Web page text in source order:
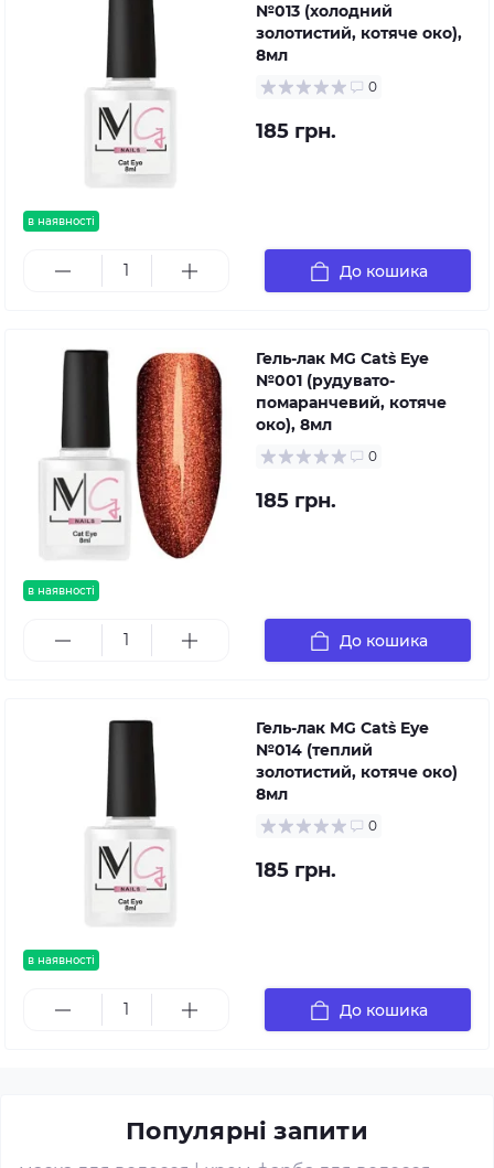
в наявності
№013 (холодний
золотистий, котяче око),
8мл
0
185 грн.
До кошика
в наявності
Гель-лак MG Cat`s Eye
№001 (рудувато-
помаранчевий, котяче
око), 8мл
0
185 грн.
До кошика
в наявності
Гель-лак MG Cat`s Eye
№014 (теплий
золотистий, котяче око)
8мл
0
185 грн.
До кошика
Популярні запити